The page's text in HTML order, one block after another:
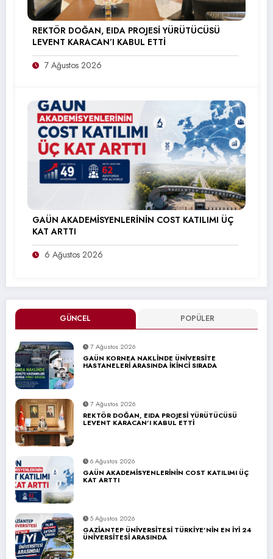
GÜNCEL POPÜLER
7 Ağustos 2026
GAÜN KORNEA NAKLİNDE ÜNİVERSİTE
HASTANELERİ ARASINDA İKİNCİ SIRADA
7 Ağustos 2026
REKTÖR DOĞAN, EIDA PROJESİ YÜRÜTÜCÜSÜ
LEVENT KARACAN’I KABUL ETTİ
6 Ağustos 2026
GAÜN AKADEMİSYENLERİNİN COST KATILIMI ÜÇ
KAT ARTTI
5 Ağustos 2026
GAZİANTEP ÜNİVERSİTESİ TÜRKİYE’NİN EN İYİ 24
ÜNİVERSİTESİ ARASINDA
REKTÖR DOĞAN, EIDA PROJESİ YÜRÜTÜCÜSÜ
LEVENT KARACAN’I KABUL ETTİ
7 Ağustos 2026
GAÜN AKADEMİSYENLERİNİN COST KATILIMI ÜÇ
KAT ARTTI
6 Ağustos 2026